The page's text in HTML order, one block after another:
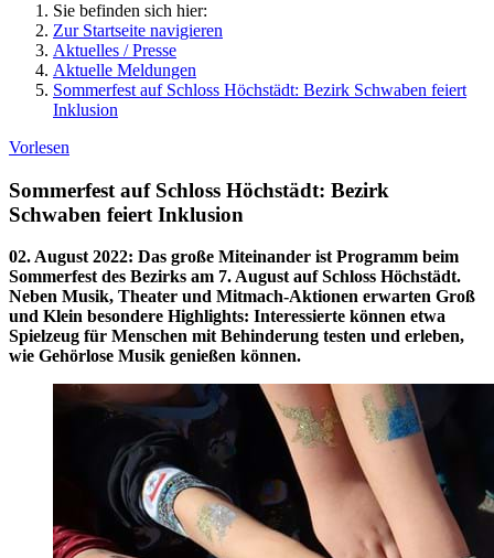
Sie befinden sich hier:
Zur Startseite navigieren
Aktuelles / Presse
Aktuelle Meldungen
Sommerfest auf Schloss Höchstädt: Bezirk Schwaben feiert
Inklusion
Vorlesen
Sommerfest auf Schloss Höchstädt: Bezirk
Schwaben feiert Inklusion
02. August 2022: Das große Miteinander ist Programm beim
Sommerfest des Bezirks am 7. August auf Schloss Höchstädt.
Neben Musik, Theater und Mitmach-Aktionen erwarten Groß
und Klein besondere Highlights: Interessierte können etwa
Spielzeug für Menschen mit Behinderung testen und erleben,
wie Gehörlose Musik genießen können.